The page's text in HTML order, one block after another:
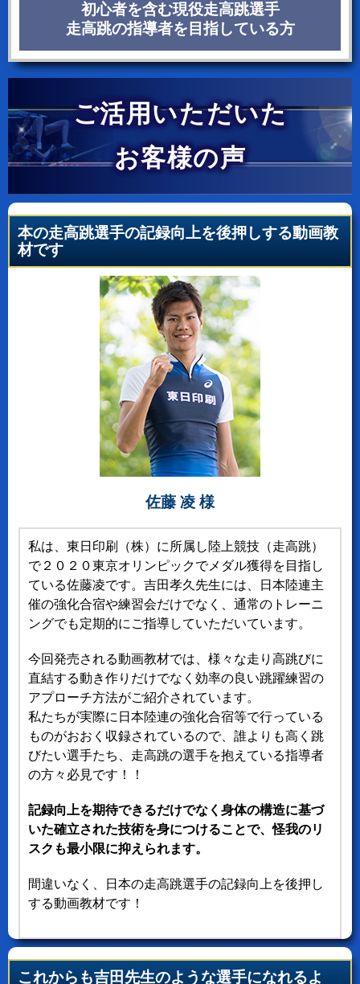
初心者を含む現役走高跳選手
走高跳の指導者を目指している方
ご活用いただいた
お客様の声
本の走高跳選手の記録向上を後押しする動画教
材です
佐藤 凌 様
私は、東日印刷（株）に所属し陸上競技（走高跳）
で２０２０東京オリンピックでメダル獲得を目指し
ている佐藤凌です。吉田孝久先生には、日本陸連主
催の強化合宿や練習会だけでなく、通常のトレーニ
ングでも定期的にご指導していただいています。
今回発売される動画教材では、様々な走り高跳びに
直結する動き作りだけでなく効率の良い跳躍練習の
アプローチ方法がご紹介されています。
私たちが実際に日本陸連の強化合宿等で行っている
ものがおおく収録されているので、誰よりも高く跳
びたい選手たち、走高跳の選手を抱えている指導者
の方々必見です！！
記録向上を期待できるだけでなく身体の構造に基づ
いた確立された技術を身につけることで、怪我のリ
スクも最小限に抑えられます。
間違いなく、日本の走高跳選手の記録向上を後押し
する動画教材です！
これからも吉田先生のような選手になれるよ